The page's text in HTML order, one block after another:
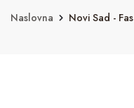
Naslovna Novi Sad -